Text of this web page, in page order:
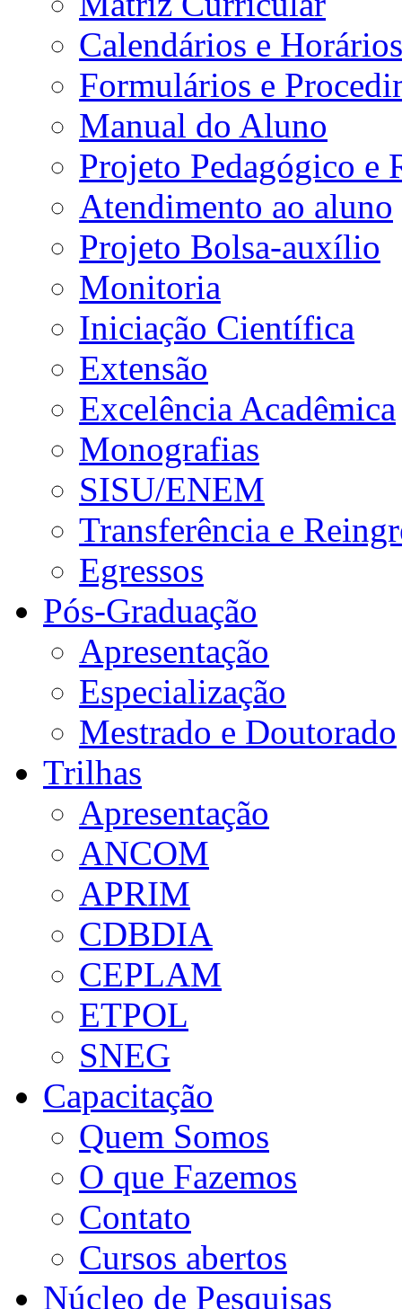
Calendários e Horários
Formulários e
Manual do Aluno
Projeto Pedagógico e
Atendimento ao aluno
Projeto Bolsa-auxílio
Monitoria
Iniciação Científica
Extensão
Excelência Acadêmica
Monografias
SISU/ENEM
Transferência e
Egressos
Pós-Graduação
Apresentação
Especialização
Mestrado e Doutorado
Trilhas
Apresentação
ANCOM
APRIM
CDBDIA
CEPLAM
ETPOL
SNEG
Capacitação
Quem Somos
O que Fazemos
Contato
Cursos abertos
Núcleo de Pesquisas